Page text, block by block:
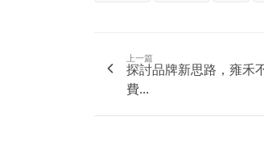
上一篇
探討品牌新思路，雍禾
費...